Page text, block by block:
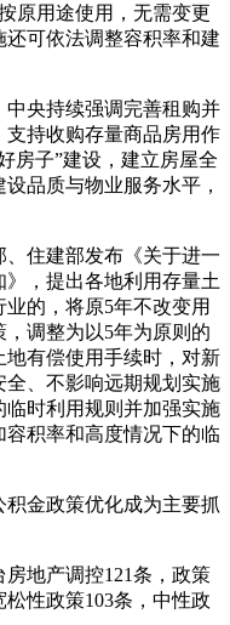
原用途使用，无需变更
可依法调整容积率和建
央持续强调完善租购并
持收购存量商品房用作
房子”建设，建立房屋全
品质与物业服务水平，
住建部发布《关于进一
，提出各地利用存量土
的，将原5年不改变用
调整为以5年为原则的
地有偿使用手续时，对新
、不影响远期规划实施
时利用规则并加强实施
积率和高度情况下的临
金政策优化成为主要抓
地产调控121条，政策
性政策103条，中性政